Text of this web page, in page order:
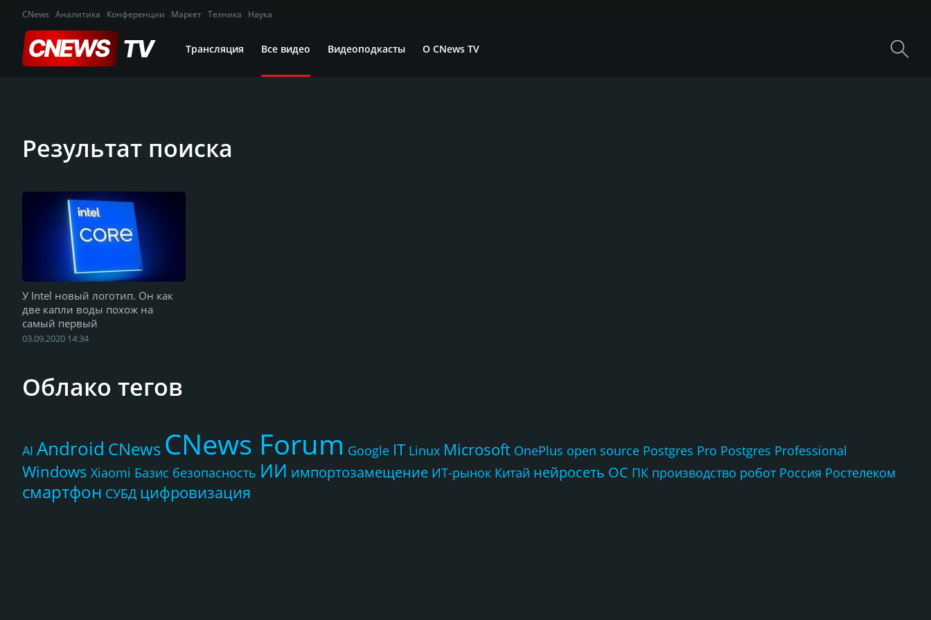
CNews Аналитика Конференции Маркет Техника Наука
Трансляция Все видео Видеоподкасты О CNews TV
Результат поиска
У Intel новый логотип. Он как
две капли воды похож на
самый первый
03.09.2020 14:34
Облако тегов
AI Android CNews CNews Forum Google IT Linux Microsoft OnePlus open source Postgres Pro Postgres Professional
Windows Xiaomi Базис безопасность ИИ импортозамещение ИТ-рынок Китай нейросеть ОС ПК производство робот Россия Ростелеком
смартфон СУБД цифровизация